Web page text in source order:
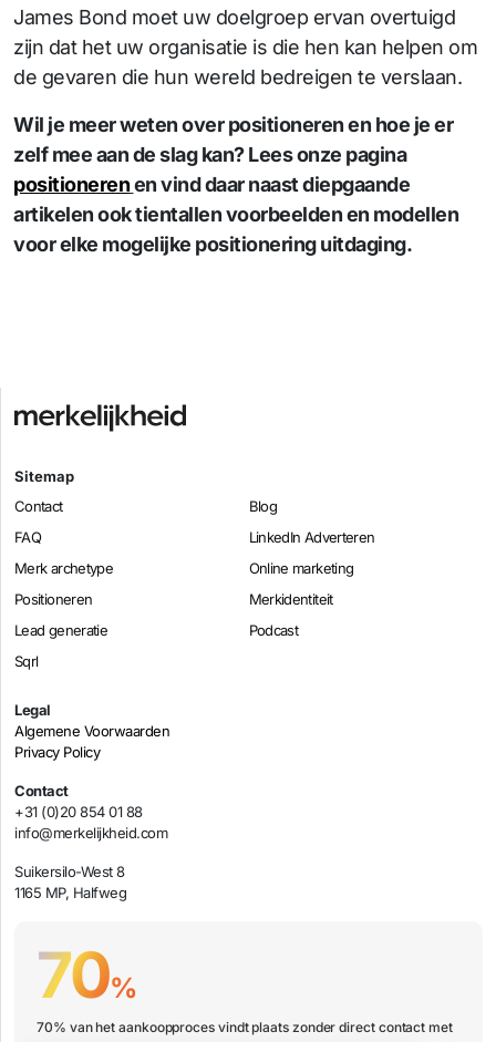
James Bond moet uw doelgroep ervan overtuigd
zijn dat het uw organisatie is die hen kan helpen om
de gevaren die hun wereld bedreigen te verslaan.
Wil je meer weten over positioneren en hoe je er
zelf mee aan de slag kan? Lees onze pagina
positionerenen vind daar naast diepgaande
artikelen ook tientallen voorbeelden en modellen
voor elke mogelijke positionering uitdaging.
Sitemap
Contact
Blog
FAQ
LinkedIn Adverteren
Merk archetype
Online marketing
Positioneren
Merkidentiteit
Lead generatie
Podcast
Sqrl
Legal
Algemene Voorwaarden
Privacy Policy
Contact
+31 (0)20 854 01 88
info@merkelijkheid.com
Suikersilo-West 8
1165 MP, Halfweg
70%
70% van het aankoopproces vindt plaats zonder direct contact met